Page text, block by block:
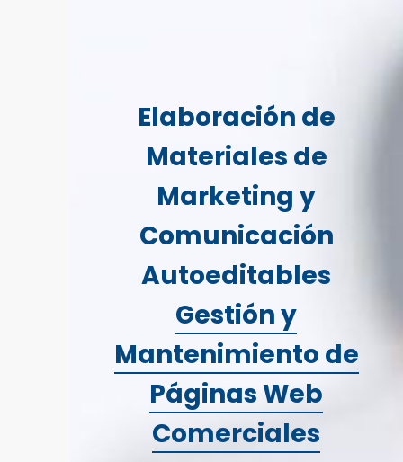
Elaboración de
Materiales de
Marketing y
Comunicación
Autoeditables
Gestión y
Mantenimiento de
Páginas Web
Comerciales